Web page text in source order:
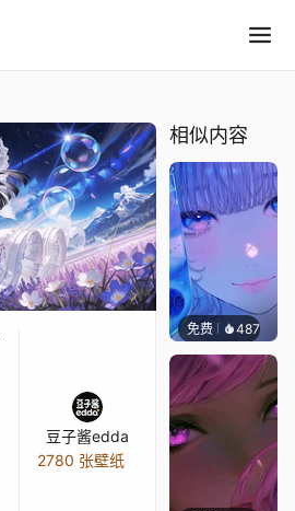
豆子酱edda
2780 张壁纸
相似内容
免费 487辰东